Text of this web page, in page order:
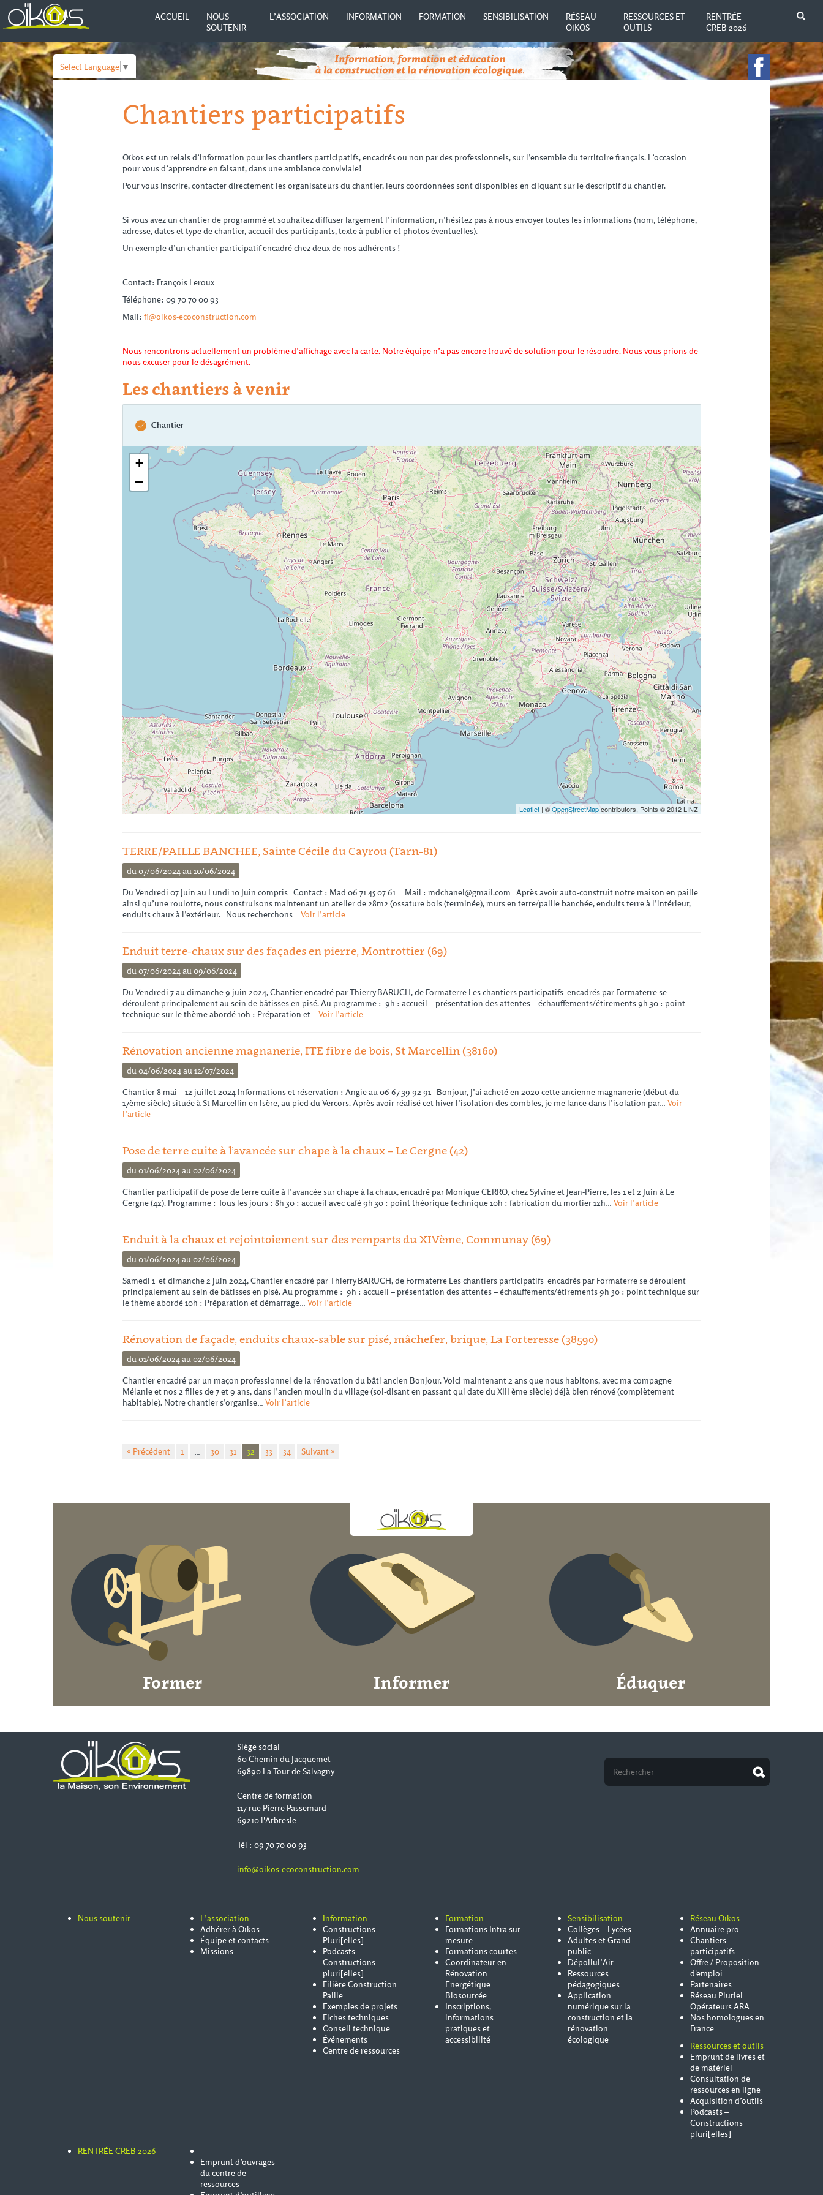
ACCUEIL
NOUS
SOUTENIR
L’ASSOCIATION INFORMATION FORMATION SENSIBILISATION
RÉSEAU
OÏKOS
RESSOURCES ET
OUTILS
RENTRÉE
CREB 2026
Select Language ▼
Chantiers participatifs
Oïkos est un relais d’information pour les chantiers participatifs, encadrés ou non par des professionnels, sur l’ensemble du territoire français. L’occasion
pour vous d’apprendre en faisant, dans une ambiance conviviale!
Pour vous inscrire, contacter directement les organisateurs du chantier, leurs coordonnées sont disponibles en cliquant sur le descriptif du chantier.
Si vous avez un chantier de programmé et souhaitez diffuser largement l’information, n’hésitez pas à nous envoyer toutes les informations (nom, téléphone,
adresse, dates et type de chantier, accueil des participants, texte à publier et photos éventuelles).
Un exemple d’un chantier participatif encadré chez deux de nos adhérents !
Contact: François Leroux
Téléphone: 09 70 70 00 93
Mail: fl@oikos-ecoconstruction.com
Nous rencontrons actuellement un problème d’affichage avec la carte. Notre équipe n’a pas encore trouvé de solution pour le résoudre. Nous vous prions de
nous excuser pour le désagrément.
Les chantiers à venir
Chantier
+
−
Leaflet| ©OpenStreetMapcontributors, Points © 2012 LINZ
TERRE/PAILLE BANCHEE, Sainte Cécile du Cayrou (Tarn-81)
du 07/06/2024 au 10/06/2024
Du Vendredi 07 Juin au Lundi 10 Juin compris Contact : Mad 06 71 45 07 61 Mail : mdchanel@gmail.com Après avoir auto-construit notre maison en paille
ainsi qu’une roulotte, nous construisons maintenant un atelier de 28m2 (ossature bois (terminée), murs en terre/paille banchée, enduits terre à l’intérieur,
enduits chaux à l’extérieur. Nous recherchons… Voir l’article
Enduit terre-chaux sur des façades en pierre, Montrottier (69)
du 07/06/2024 au 09/06/2024
Du Vendredi 7 au dimanche 9 juin 2024, Chantier encadré par Thierry BARUCH, de Formaterre Les chantiers participatifs encadrés par Formaterre se
déroulent principalement au sein de bâtisses en pisé. Au programme : 9h : accueil – présentation des attentes – échauffements/étirements 9h 30 : point
technique sur le thème abordé 10h : Préparation et… Voir l’article
Rénovation ancienne magnanerie, ITE fibre de bois, St Marcellin (38160)
du 04/06/2024 au 12/07/2024
Chantier 8 mai – 12 juillet 2024 Informations et réservation : Angie au 06 67 39 92 91 Bonjour, J’ai acheté en 2020 cette ancienne magnanerie (début du
17ème siècle) située à St Marcellin en Isère, au pied du Vercors. Après avoir réalisé cet hiver l’isolation des combles, je me lance dans l’isolation par… Voir
l’article
Pose de terre cuite à l’avancée sur chape à la chaux – Le Cergne (42)
du 01/06/2024 au 02/06/2024
Chantier participatif de pose de terre cuite à l’avancée sur chape à la chaux, encadré par Monique CERRO, chez Sylvine et Jean-Pierre, les 1 et 2 Juin à Le
Cergne (42). Programme : Tous les jours : 8h 30 : accueil avec café 9h 30 : point théorique technique 10h : fabrication du mortier 12h… Voir l’article
Enduit à la chaux et rejointoiement sur des remparts du XIVème, Communay (69)
du 01/06/2024 au 02/06/2024
Samedi 1 et dimanche 2 juin 2024, Chantier encadré par Thierry BARUCH, de Formaterre Les chantiers participatifs encadrés par Formaterre se déroulent
principalement au sein de bâtisses en pisé. Au programme : 9h : accueil – présentation des attentes – échauffements/étirements 9h 30 : point technique sur
le thème abordé 10h : Préparation et démarrage… Voir l’article
Rénovation de façade, enduits chaux-sable sur pisé, mâchefer, brique, La Forteresse (38590)
du 01/06/2024 au 02/06/2024
Chantier encadré par un maçon professionnel de la rénovation du bâti ancien Bonjour. Voici maintenant 2 ans que nous habitons, avec ma compagne
Mélanie et nos 2 filles de 7 et 9 ans, dans l’ancien moulin du village (soi-disant en passant qui date du XIII ème siècle) déjà bien rénové (complètement
habitable). Notre chantier s’organise… Voir l’article
« Précédent 1 30 31 32 33 34 Suivant »
Former Informer Éduquer
Siège social
60 Chemin du Jacquemet
69890 La Tour de Salvagny
Centre de formation
117 rue Pierre Passemard
69210 l'Arbresle
Tél : 09 70 70 00 93
info@oikos-ecoconstruction.com
Nous soutenir
L’association
Adhérer à Oïkos
Équipe et contacts
Missions
Information
Constructions
Pluri[elles]
Podcasts
Constructions
pluri[elles]
Filière Construction
Paille
Exemples de projets
Fiches techniques
Conseil technique
Événements
Centre de ressources
Formation
Formations Intra sur
mesure
Formations courtes
Coordinateur en
Rénovation
Energétique
Biosourcée
Inscriptions,
informations
pratiques et
accessibilité
Sensibilisation
Collèges – Lycées
Adultes et Grand
public
Dépollul’Air
Ressources
pédagogiques
Application
numérique sur la
construction et la
rénovation
écologique
Réseau Oïkos
Annuaire pro
Chantiers
participatifs
Offre / Proposition
d'emploi
Partenaires
Réseau Pluriel
Opérateurs ARA
Nos homologues en
France
Ressources et outils
Emprunt de livres et
de matériel
Consultation de
ressources en ligne
Acquisition d’outils
Podcasts –
Constructions
pluri[elles]
RENTRÉE CREB 2026
Emprunt d’ouvrages
du centre de
ressources